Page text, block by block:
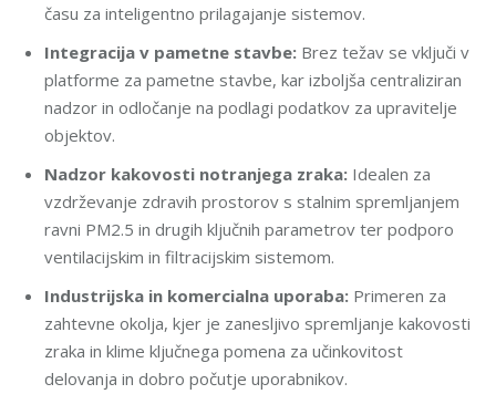
času za inteligentno prilagajanje sistemov.
Integracija v pametne stavbe: Brez težav se vključi v
platforme za pametne stavbe, kar izboljša centraliziran
nadzor in odločanje na podlagi podatkov za upravitelje
objektov.
Nadzor kakovosti notranjega zraka: Idealen za
vzdrževanje zdravih prostorov s stalnim spremljanjem
ravni PM2.5 in drugih ključnih parametrov ter podporo
ventilacijskim in filtracijskim sistemom.
Industrijska in komercialna uporaba: Primeren za
zahtevne okolja, kjer je zanesljivo spremljanje kakovosti
zraka in klime ključnega pomena za učinkovitost
delovanja in dobro počutje uporabnikov.